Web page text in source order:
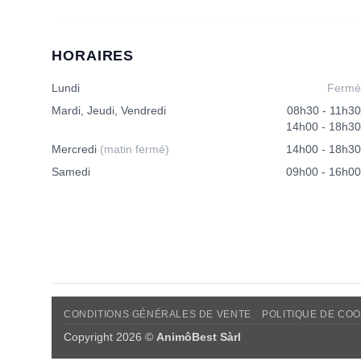
HORAIRES
Lundi
Fermé
Mardi, Jeudi, Vendredi
08h30 - 11h30
14h00 - 18h30
Mercredi (matin fermé)
14h00 - 18h30
Samedi
09h00 - 16h00
CONDITIONS GÉNÉRALES DE VENTE POLITIQUE DE
Copyright 2026 © AnimôBest Sàrl